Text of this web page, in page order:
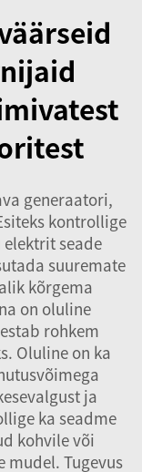
generaatori,
kontrollige
seade
suuremate
kõrgema
on oluline
rohkem
Oluline on ka
ja
ka seadme
kohvile või
Tugevus